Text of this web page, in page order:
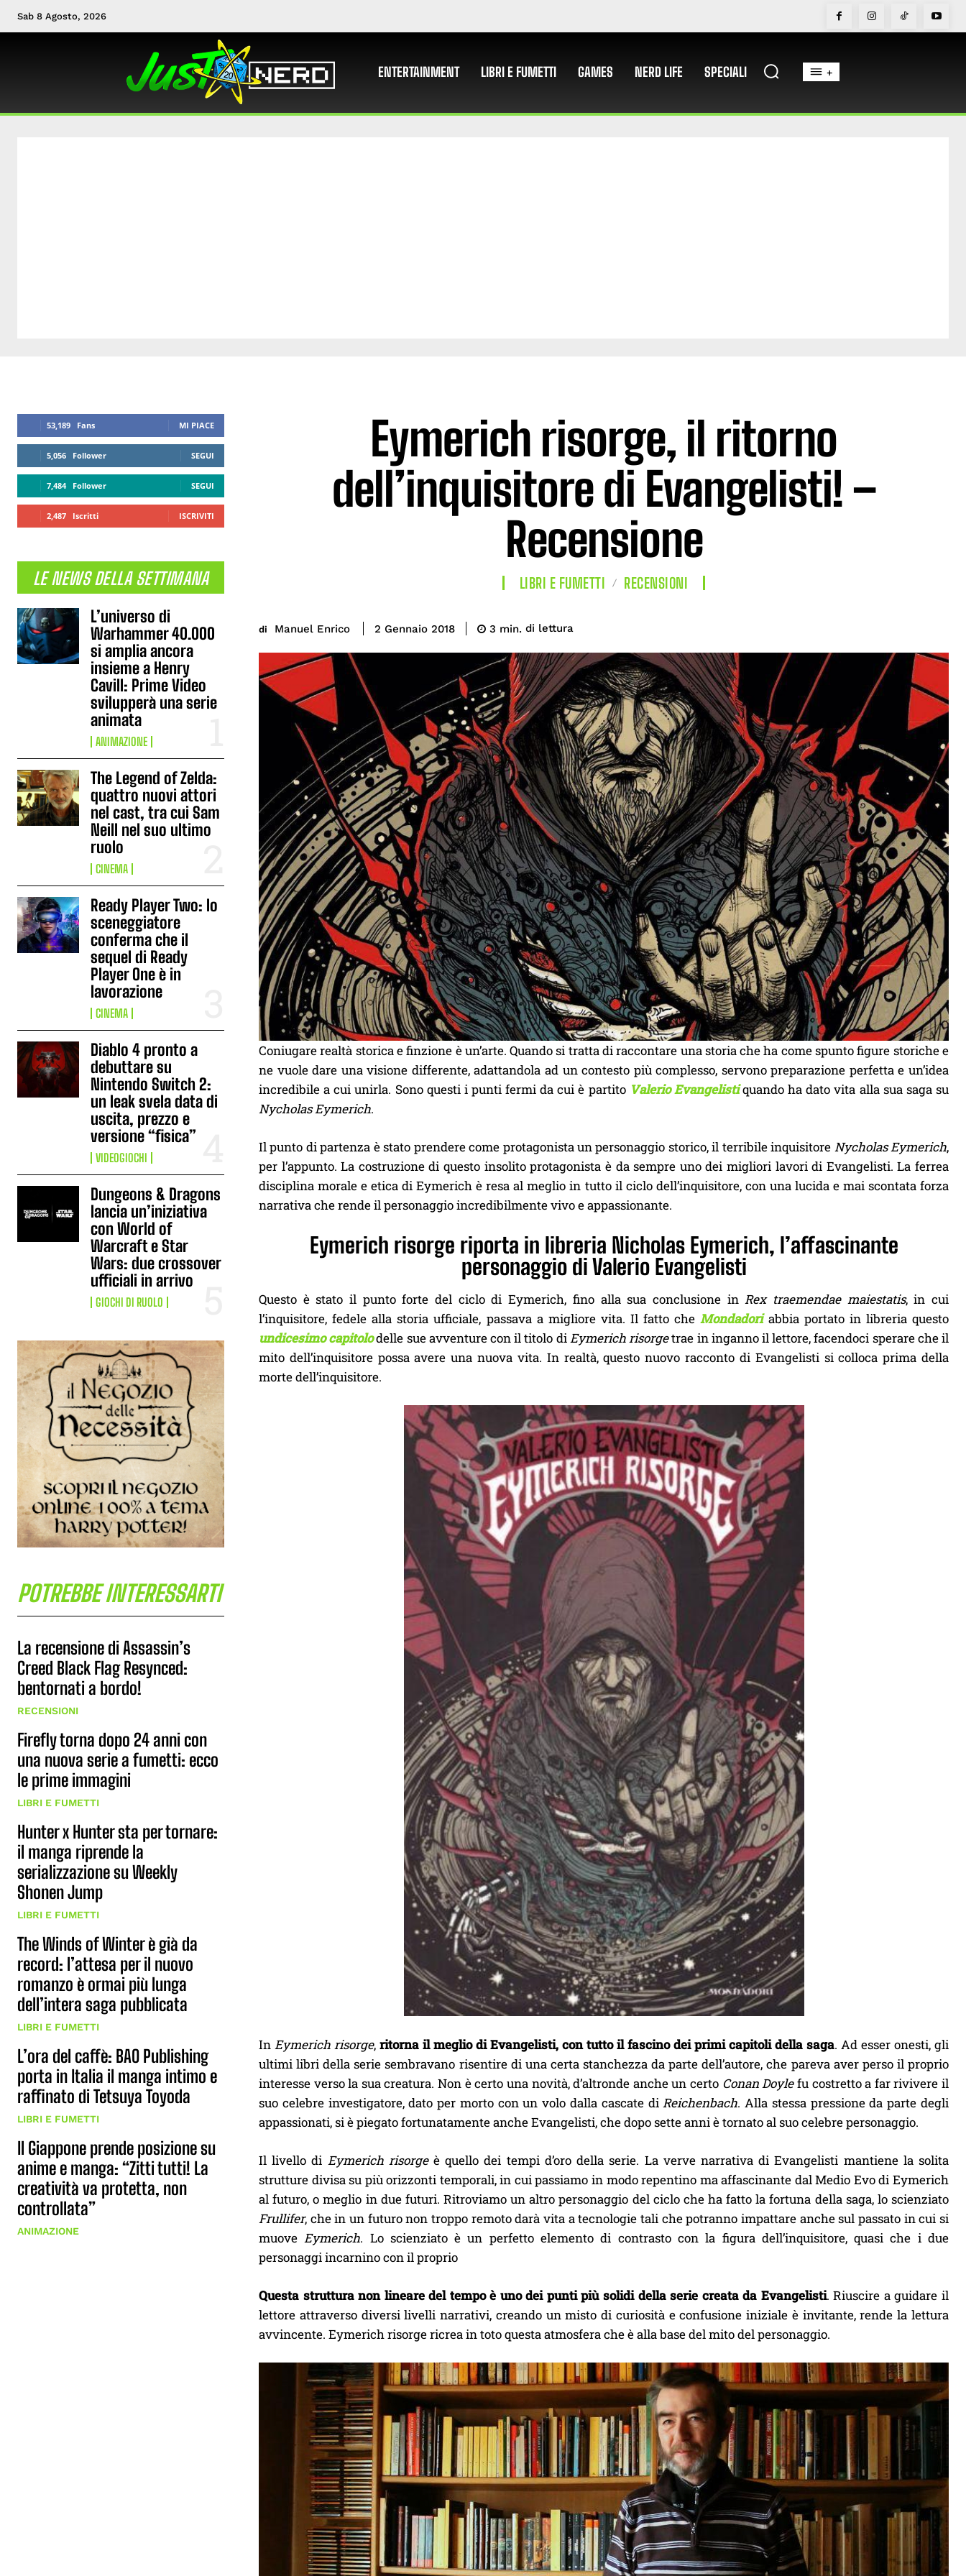
Sab 8 Agosto, 2026
ENTERTAINMENT LIBRI E FUMETTI GAMES NERD LIFE SPECIALI +
53,189 Fans MI PIACE
5,056 Follower SEGUI
7,484 Follower SEGUI
2,487 Iscritti ISCRIVITI
LE NEWS DELLA SETTIMANA
L’universo di
Warhammer 40.000
si amplia ancora
insieme a Henry
Cavill: Prime Video
svilupperà una serie
animata
ANIMAZIONE
The Legend of Zelda:
quattro nuovi attori
nel cast, tra cui Sam
Neill nel suo ultimo
ruolo
CINEMA
Ready Player Two: lo
sceneggiatore
conferma che il
sequel di Ready
Player One è in
lavorazione
CINEMA
Diablo 4 pronto a
debuttare su
Nintendo Switch 2:
un leak svela data di
uscita, prezzo e
versione “fisica”
VIDEOGIOCHI
Dungeons & Dragons
lancia un’iniziativa
con World of
Warcraft e Star
Wars: due crossover
ufficiali in arrivo
GIOCHI DI RUOLO
POTREBBE INTERESSARTI
La recensione di Assassin’s
Creed Black Flag Resynced:
bentornati a bordo!
RECENSIONI
Firefly torna dopo 24 anni con
una nuova serie a fumetti: ecco
le prime immagini
LIBRI E FUMETTI
Hunter x Hunter sta per tornare:
il manga riprende la
serializzazione su Weekly
Shonen Jump
LIBRI E FUMETTI
The Winds of Winter è già da
record: l’attesa per il nuovo
romanzo è ormai più lunga
dell’intera saga pubblicata
LIBRI E FUMETTI
L’ora del caffè: BAO Publishing
porta in Italia il manga intimo e
raffinato di Tetsuya Toyoda
LIBRI E FUMETTI
Il Giappone prende posizione su
anime e manga: “Zitti tutti! La
creatività va protetta, non
controllata”
ANIMAZIONE
Eymerich risorge, il ritorno
dell’inquisitore di Evangelisti! –
Recensione
LIBRI E FUMETTI RECENSIONI
di Manuel Enrico 2 Gennaio 2018 3 min. di lettura
Coniugare realtà storica e finzione è un’arte. Quando si tratta di raccontare una storia che ha come spunto figure storiche e
ne vuole dare una visione differente, adattandola ad un contesto più complesso, servono preparazione perfetta e un’idea
incredibile a cui unirla. Sono questi i punti fermi da cui è partito Valerio Evangelistiquando ha dato vita alla sua saga su
Nycholas Eymerich.
Il punto di partenza è stato prendere come protagonista un personaggio storico, il terribile inquisitore Nycholas Eymerich,
per l’appunto. La costruzione di questo insolito protagonista è da sempre uno dei migliori lavori di Evangelisti. La ferrea
disciplina morale e etica di Eymerich è resa al meglio in tutto il ciclo dell’inquisitore, con una lucida e mai scontata forza
narrativa che rende il personaggio incredibilmente vivo e appassionante.
Eymerich risorge riporta in libreria Nicholas Eymerich, l’affascinante
personaggio di Valerio Evangelisti
Questo è stato il punto forte del ciclo di Eymerich, fino alla sua conclusione inRex traemendae maiestatis, in cui
l’inquisitore, fedele alla storia ufficiale, passava a migliore vita. Il fatto cheMondadoriabbia portato in libreria questo
undicesimo capitolodelle sue avventure con il titolo diEymerich risorgetrae in inganno il lettore, facendoci sperare che il
mito dell’inquisitore possa avere una nuova vita. In realtà, questo nuovo racconto di Evangelisti si colloca prima della
morte dell’inquisitore.
In Eymerich risorge, ritorna il meglio di Evangelisti, con tutto il fascino dei primi capitoli della saga. Ad esser onesti, gli
ultimi libri della serie sembravano risentire di una certa stanchezza da parte dell’autore, che pareva aver perso il proprio
interesse verso la sua creatura. Non è certo una novità, d’altronde anche un certo Conan Doylefu costretto a far rivivere il
suo celebre investigatore, dato per morto con un volo dalla cascate diReichenbach. Alla stessa pressione da parte degli
appassionati, si è piegato fortunatamente anche Evangelisti, che dopo sette anni è tornato al suo celebre personaggio.
Il livello di Eymerich risorgeè quello dei tempi d’oro della serie. La verve narrativa di Evangelisti mantiene la solita
strutture divisa su più orizzonti temporali, in cui passiamo in modo repentino ma affascinante dal Medio Evo di Eymerich
al futuro, o meglio in due futuri. Ritroviamo un altro personaggio del ciclo che ha fatto la fortuna della saga, lo scienziato
Frullifer, che in un futuro non troppo remoto darà vita a tecnologie tali che potranno impattare anche sul passato in cui si
muoveEymerich. Lo scienziato è un perfetto elemento di contrasto con la figura dell’inquisitore, quasi che i due
personaggi incarnino con il proprio
Questa struttura non lineare del tempo è uno dei punti più solidi della serie creata da Evangelisti. Riuscire a guidare il
lettore attraverso diversi livelli narrativi, creando un misto di curiosità e confusione iniziale è invitante, rende la lettura
avvincente. Eymerich risorge ricrea in toto questa atmosfera che è alla base del mito del personaggio.